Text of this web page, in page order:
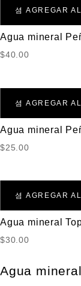
AGREGAR
Agua mineral
$40.00
AGREGAR
Agua mineral
$25.00
AGREGAR
Agua mineral
$30.00
Agua